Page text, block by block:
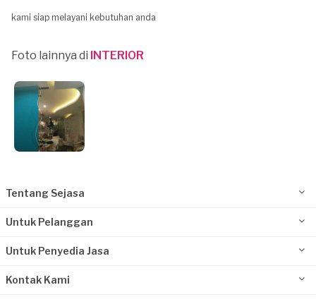
kami siap melayani kebutuhan anda
Foto lainnya di INTERIOR
Tentang Sejasa
Untuk Pelanggan
Untuk Penyedia Jasa
Kontak Kami